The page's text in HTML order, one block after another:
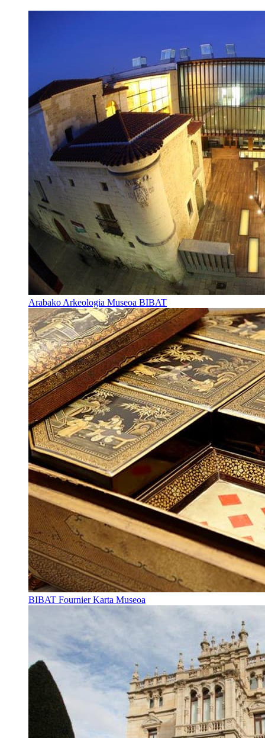
Arabako Arkeologia Museoa BIBAT
BIBAT Fournier Karta Museoa